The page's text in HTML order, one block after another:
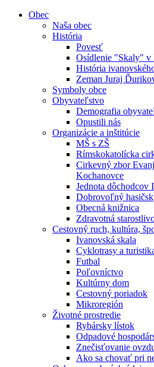
Obec
Naša obec
História
Povesť
Osídlenie "Skaly" v
História
Zeman Juraj
Symboly obce
Obyvateľstvo
Demografia
Opustili nás
Organizácie a inštitúcie
MŠ s ZŠ
Rímskokatolícka
Cirkevný zbor
Kochanovce
Jednota dôchodcov
Dobrovoľný
Obecná knižnica
Zdravotná
Cestovný ruch, kultúra,
Ivanovská skala
Cyklotrasy a
Futbal
Poľovníctvo
Kultúrny dom
Cestovný poriadok
Mikroregión
Životné prostredie
Rybársky lístok
Odpadové
Znečisťovanie
Ako sa chovať pri